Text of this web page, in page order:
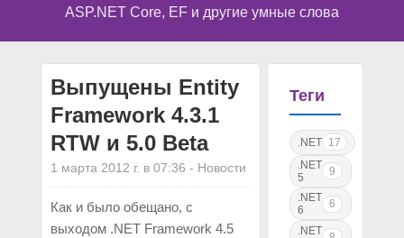
ASP.NET Core, EF и другие умные слова
Выпущены Entity
Framework 4.3.1
RTW и 5.0 Beta
1 марта 2012 г. в 07:36 - Новости
Как и было обещано, с
выходом .NET Framework 4.5
Теги
.NET 17
.NET
5
9
.NET
6
6
.NET